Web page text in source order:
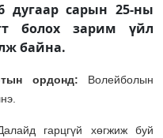
дугаар сарын 25-ны
болох зарим үйл
байна.
ордонд: Волейболын
гарцгүй хөгжиж буй